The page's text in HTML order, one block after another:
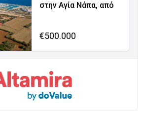
στην Αγία Νάπα, από
€500.000